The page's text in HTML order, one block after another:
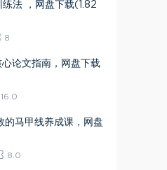
法 ，网盘下载(1.82
8
论文指南，网盘下载
16.0
的马甲线养成课，网盘
8.0